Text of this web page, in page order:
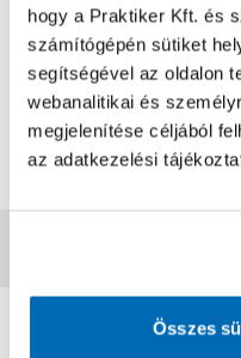
hogy a Praktiker Kft. és
számítógépén sütiket
segítségével az oldalon
webanalitikai és
megjelenítése céljából
az adatkezelési
Összes
útviszonyok között.
Kellékszavatosság: 2 év
Hólánc típusa
Hagyományos
Láncszem méret: 1.2 cm
Termék méret magasság:
Termék méret szélesség :
Termék méret mélysége: